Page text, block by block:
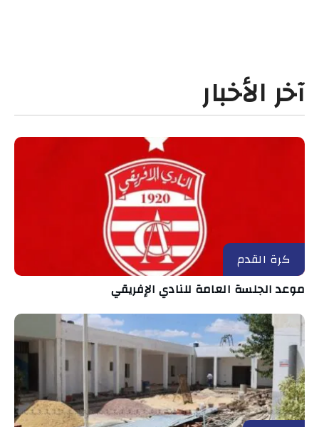
آخر الأخبار
كرة القدم
موعد الجلسة العامة للنادي الإفريقي